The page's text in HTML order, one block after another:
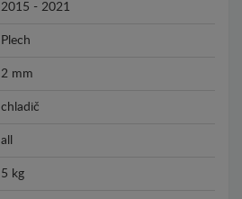
2015 - 2021
Plech
2 mm
chladič
all
5 kg